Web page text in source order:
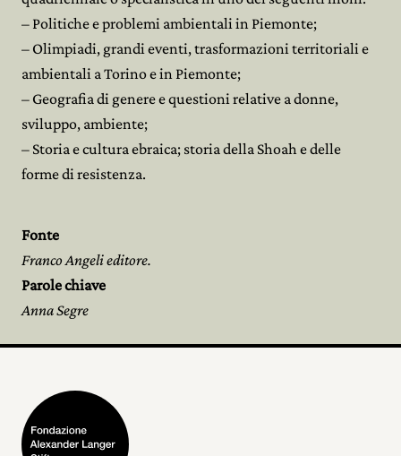
– Politiche e problemi ambientali in Piemonte;
– Olimpiadi, grandi eventi, trasformazioni territoriali e
ambientali a Torino e in Piemonte;
– Geografia di genere e questioni relative a donne,
sviluppo, ambiente;
– Storia e cultura ebraica; storia della Shoah e delle
forme di resistenza.
Fonte
Franco Angeli editore.
Parole chiave
Anna Segre